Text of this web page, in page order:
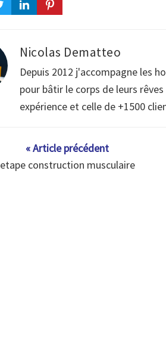
Nicolas Dematteo
Depuis 2012 j'accompagne les
pour bâtir le corps de leurs
expérience et celle de +1500
« Article précédent
etape construction musculaire